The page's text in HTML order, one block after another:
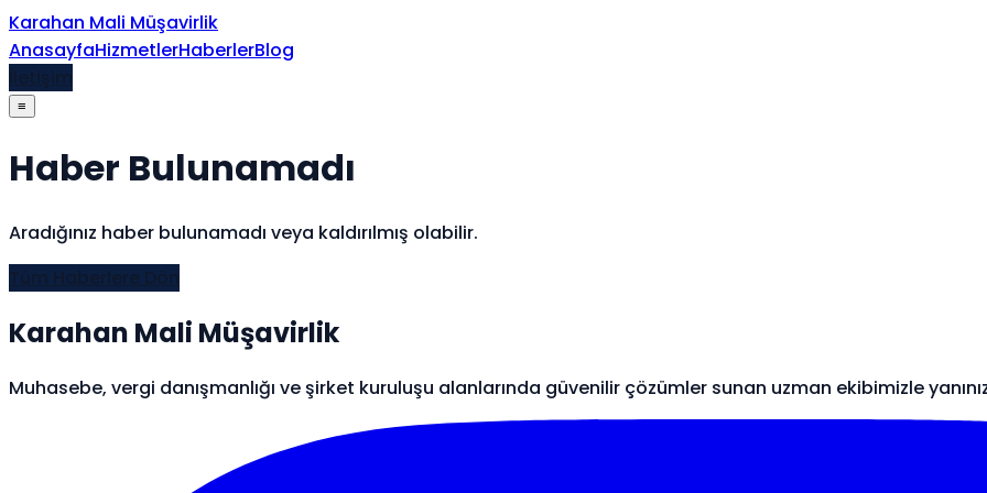
İçeriğe atla
Karahan Mali Müşavirlik
AnasayfaHizmetlerHaberlerBlog
≡
Haber Bulunamadı
Aradığınız haber bulunamadı veya kaldırılmış olabilir.
Karahan Mali Müşavirlik
Muhasebe, vergi danışmanlığı ve şirket kuruluşu alanlarında güvenilir çözümler sunan uzman ekibimizle